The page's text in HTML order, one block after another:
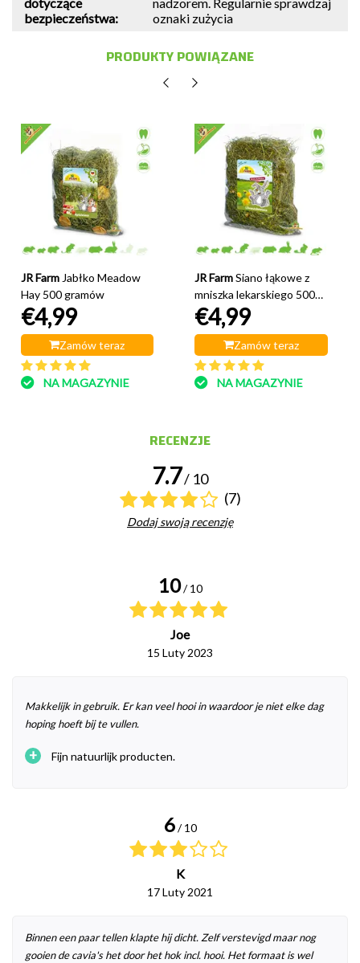
dotyczące
bezpieczeństwa:
nadzorem. Regularnie sprawdzaj
oznaki zużycia
PRODUKTY POWIĄZANE
JR Farm Jabłko Meadow
Hay 500 gramów
€4,99
Zamów teraz
NA MAGAZYNIE
JR FarmSiano łąkowe z
mniszka lekarskiego 500
gramów
€4,99
Zamów teraz
NA MAGAZYNIE
RECENZJE
7.7/ 10
(7)
Dodaj swoją recenzję
10 / 10
Joe
15 Luty 2023
Makkelijk in gebruik. Er kan veel hooi in waardoor je niet elke dag
hoping hoeft bij te vullen.
+ Fijn natuurlijk producten.
6 / 10
K
17 Luty 2021
Binnen een paar tellen klapte hij dicht. Zelf verstevigd maar nog
gooien de cavia's het door het hok incl. hooi. Het formaat is wel